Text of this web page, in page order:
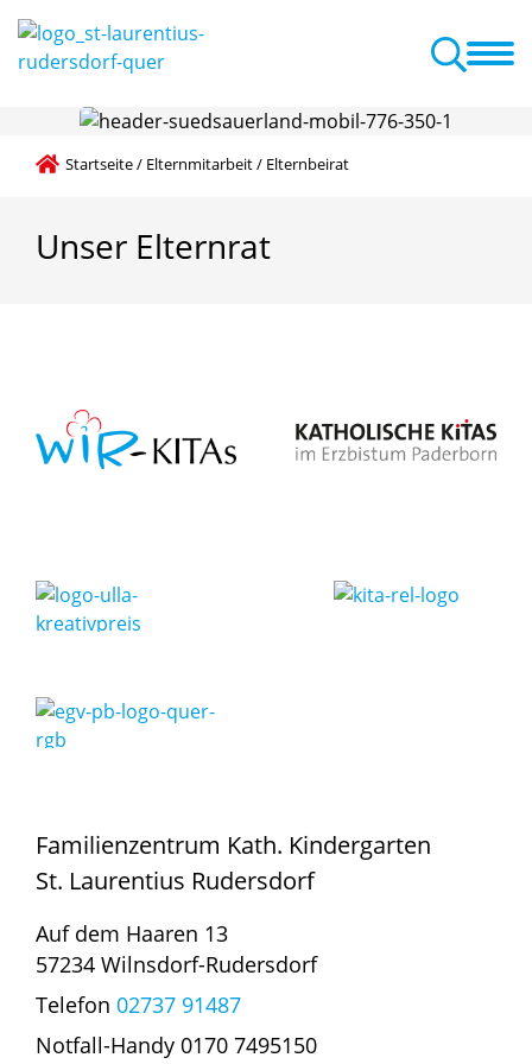
Elternmitarbeit Familienzentrum
Startseite/ Elternmitarbeit/ Elternbeirat
Unser Elternrat
Familienzentrum Kath. Kindergarten
St. Laurentius Rudersdorf
Auf dem Haaren 13
57234 Wilnsdorf-Rudersdorf
Telefon 02737 91487
Notfall-Handy 0170 7495150